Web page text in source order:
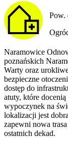
Pow.
Naramowice
poznańskich
Warty oraz
bezpieczne
dostęp do
atuty, które
wypoczynek na
lokalizacji jest
zapewni nowa
ostatnich dekad.